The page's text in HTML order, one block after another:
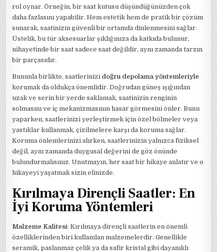
rol oynar. Örneğin, bir saat kutusu düşündüğünüzden çok
daha fazlasını yapabilir. Hem estetik hem de pratik bir çözüm
sunarak, saatinizin güvenli bir ortamda dinlenmesini sağlar.
Üstelik, bu tür aksesuarlar şıklığınıza da katkıda bulunur,
nihayetinde bir saat sadece saat değildir, aynı zamanda tarzın
bir parçasıdır.
Bununla birlikte, saatlerinizi doğru depolama yöntemleriyle
korumak da oldukça önemlidir. Doğrudan güneş ışığından
uzak ve serin bir yerde saklamak, saatinizin renginin
solmasını ve iç mekanizmasının hasar görmesini önler. Bunu
yaparken, saatlerinizi yerleştirmek için özel bölmeler veya
yastıklar kullanmak, çizilmelere karşı da koruma sağlar.
Koruma önlemlerinizi alırken, saatlerinizin yalnızca fiziksel
değil, aynı zamanda duygusal değerini de göz önünde
bulundurmalısınız. Unutmayın, her saat bir hikaye anlatır ve o
hikayeyi yaşatmak sizin elinizde.
Kırılmaya Dirençli Saatler: En
İyi Koruma Yöntemleri
Malzeme Kalitesi: Kırılmaya dirençli saatlerin en önemli
özelliklerinden biri kullanılan malzemelerdir. Genellikle
seramik, paslanmaz çelik ya da safir kristal gibi dayanıklı